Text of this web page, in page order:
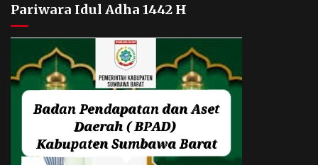
Pariwara Idul Adha 1442 H